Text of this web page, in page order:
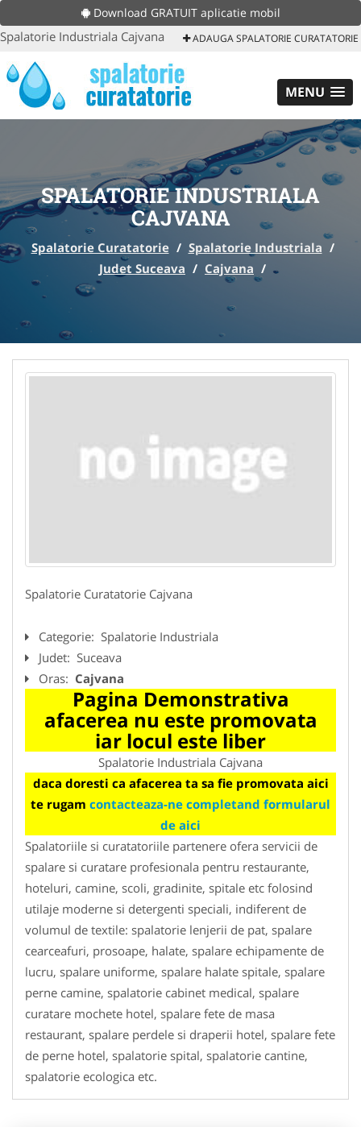
Download GRATUIT aplicatie mobil
Spalatorie Industriala Cajvana ADAUGA SPALATORIE CURATATORIE
MENU
SPALATORIE INDUSTRIALA
CAJVANA
Spalatorie Curatatorie / Spalatorie Industriala /
Judet Suceava / Cajvana /
Spalatorie Curatatorie Cajvana
Categorie: Spalatorie Industriala
Judet: Suceava
Oras: Cajvana
Pagina Demonstrativa
afacerea nu este promovata
iar locul este liber
Spalatorie Industriala Cajvana
daca doresti ca afacerea ta sa fie promovata aici
te rugam contacteaza-ne completand formularul
de aici
Spalatoriile si curatatoriile partenere ofera servicii de
spalare si curatare profesionala pentru restaurante,
hoteluri, camine, scoli, gradinite, spitale etc folosind
utilaje moderne si detergenti speciali, indiferent de
volumul de textile: spalatorie lenjerii de pat, spalare
cearceafuri, prosoape, halate, spalare echipamente de
lucru, spalare uniforme, spalare halate spitale, spalare
perne camine, spalatorie cabinet medical, spalare
curatare mochete hotel, spalare fete de masa
restaurant, spalare perdele si draperii hotel, spalare fete
de perne hotel, spalatorie spital, spalatorie cantine,
spalatorie ecologica etc.